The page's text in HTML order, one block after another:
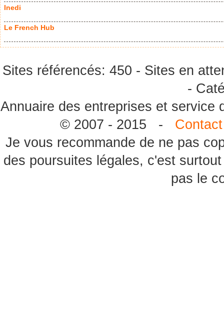
Inedi
Le French Hub
Sites référencés: 450 - Sites en
-
Annuaire des entreprises et
© 2007 - 2015 - Contact
Je vous recommande de ne pas
des poursuites légales, c'est
pas le